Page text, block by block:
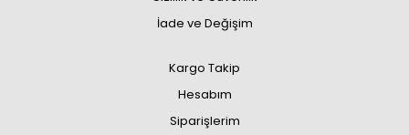
İade ve Değişim
Kargo Takip
Hesabım
Siparişlerim